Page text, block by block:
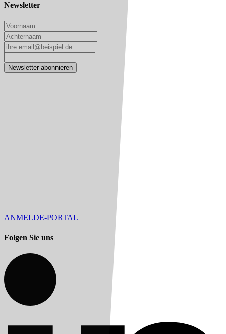
Newsletter
Newsletter abonnieren
ANMELDE-PORTAL
Folgen Sie uns